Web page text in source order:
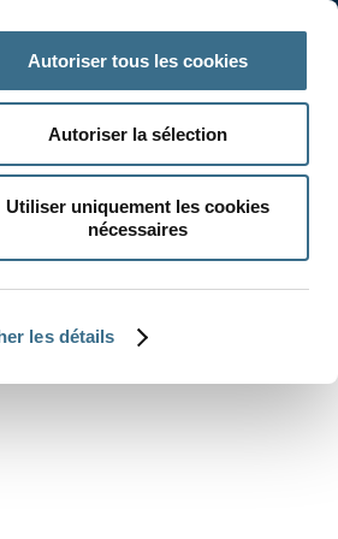
les détails
Autoriser tous les cookies
Autoriser la sélection
Utiliser uniquement les cookies
nécessaires